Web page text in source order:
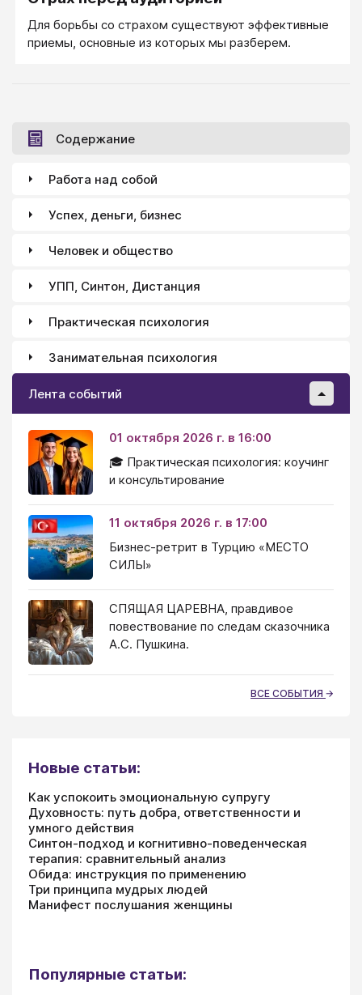
Для борьбы со страхом существуют эффективные
приемы, основные из которых мы разберем.
Содержание
Работа над собой
Успех, деньги, бизнес
Человек и общество
УПП, Синтон, Дистанция
Практическая психология
Занимательная психология
Лента событий
01 октября 2026 г. в 16:00
🎓 Практическая психология: коучинг
и консультирование
11 октября 2026 г. в 17:00
Бизнес-ретрит в Турцию «МЕСТО
СИЛЫ»
СПЯЩАЯ ЦАРЕВНА, правдивое
повествование по следам сказочника
А.С. Пушкина.
ВСЕ СОБЫТИЯ
Новые статьи:
Как успокоить эмоциональную супругу
Духовность: путь добра, ответственности и
умного действия
Синтон-подход и когнитивно-поведенческая
терапия: сравнительный анализ
Обида: инструкция по применению
Три принципа мудрых людей
Манифест послушания женщины
Популярные статьи: